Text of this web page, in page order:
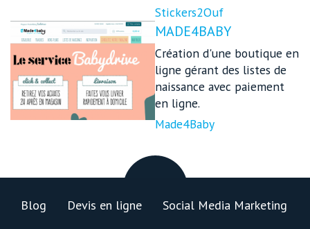
Stickers2Ouf
MADE4BABY
Création d'une boutique en
ligne gérant des listes de
naissance avec paiement
en ligne.
Made4Baby
Blog Devis en ligne
Social Media Marketing